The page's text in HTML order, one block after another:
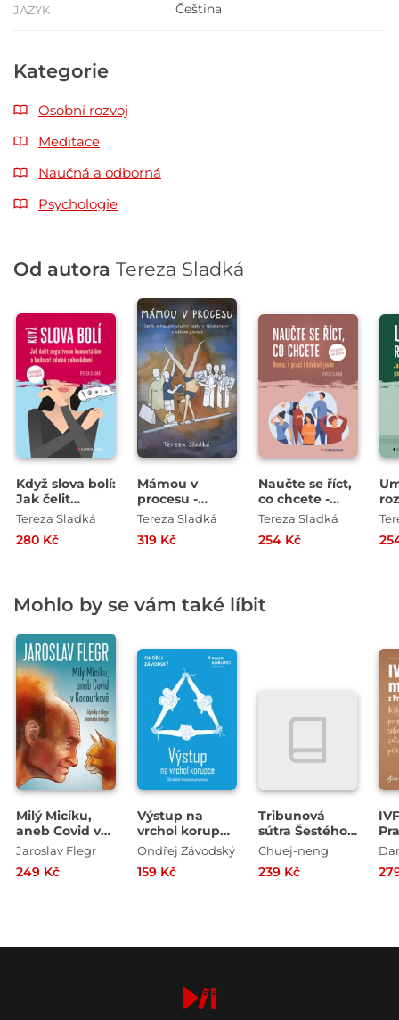
JAZYK Čeština
Kategorie
Osobní rozvoj
Meditace
Naučná a odborná
Psychologie
Od autora Tereza Sladká
Když slova bolí:
Jak čelit
negativním
budovat
Tereza Sladká
280 Kč
Mámou v
procesu -
Deník o
cesty v
Tereza Sladká
319 Kč
Naučte se říct,
co chcete -
Doma, v práci i
Tereza Sladká
254 Kč
-
Mohlo by se vám také líbit
Milý Micíku,
aneb Covid v
Kocourkově
Jaroslav Flegr
249 Kč
Výstup na
vrchol korupce
- Od obálek k
národní
prostituci
Ondřej Závodský
159 Kč
Tribunová
sútra Šestého
patriarchy
Chuej-neng
239 Kč